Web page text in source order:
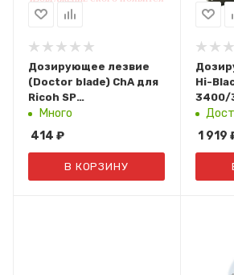
Дозирующее лезвие
(Doctor blade) ChA для
Ricoh SP
300/SP311/SP325/SP
3500/SP 3510/SP377
(упак 5шт)
Много
414 ₽
В КОРЗИНУ
Hi-
3400/
(10
1 919